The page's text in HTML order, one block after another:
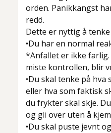
orden. Panikkangst
redd.
Dette er nyttig å
•Du har en normal
*Anfallet er ikke
miste kontrollen, blir
•Du skal tenke på
eller hva som faktisk
du frykter skal skje.
og gli over uten å
•Du skal puste jevnt